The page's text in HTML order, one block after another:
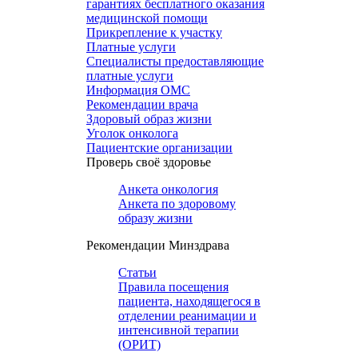
гарантиях бесплатного оказания
медицинской помощи
Прикрепление к участку
Платные услуги
Специалисты предоставляющие
платные услуги
Информация ОМС
Рекомендации врача
Здоровый образ жизни
Уголок онколога
Пациентские организации
Проверь своё здоровье
Анкета онкология
Анкета по здоровому
образу жизни
Рекомендации Минздрава
Статьи
Правила посещения
пациента, находящегося в
отделении реанимации и
интенсивной терапии
(ОРИТ)